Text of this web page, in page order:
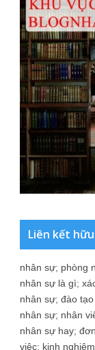
Liên kết
nhân sự; phòng
nhân sự là gì;
nhân sự; đào
nhân sự; nhân
nhân sự hay;
việc; kinh